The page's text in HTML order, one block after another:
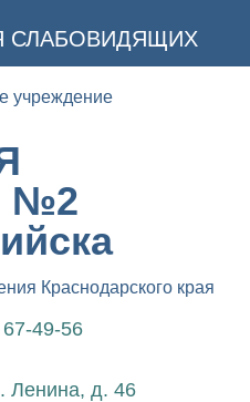
СЛАБОВИДЯЩИХ
учреждение
№2
Краснодарского края
49-56
Ленина, д. 46